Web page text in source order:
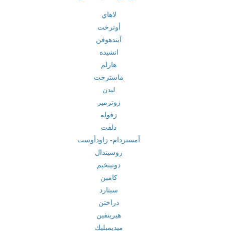
لاهاي
أوترخت
آيندهوفن
انشيده
هارلم
ماسترخت
ليدن
زوترمير
زفوله
دلفت
أمستردام- زاودأوست
روسيندال
دوتينخيم
كامبن
سيتارد
دراختن
هيرينفين
ميديمبليك